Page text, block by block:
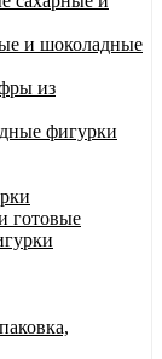
и шоколадные
из
фигурки
готовые